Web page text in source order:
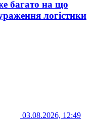
багато на що
логістики
03.08.2026, 12:49